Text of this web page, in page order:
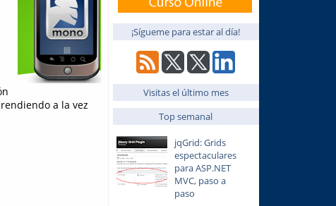
a la vez
¡Sígueme para estar al día!
Visitas el último mes
Top semanal
jqGrid: Grids
espectaculares
para ASP.NET
MVC, paso a
paso